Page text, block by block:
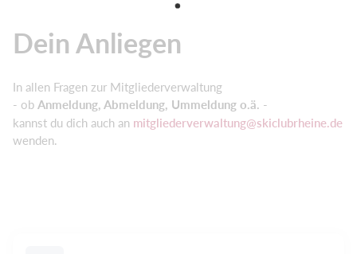
Dein Anliegen
In allen Fragen zur Mitgliederverwaltung
- ob Anmeldung, Abmeldung, Ummeldung o.ä. -
kannst du dich auch an mitgliederverwaltung@skiclubrheine.de
wenden.